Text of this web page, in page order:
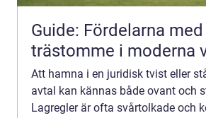
Guide: Fördelarna
trästomme i moderna
Att hamna i en juridisk tvist eller
avtal kan kännas både ovant och
Lagregler är ofta svårtolkade och